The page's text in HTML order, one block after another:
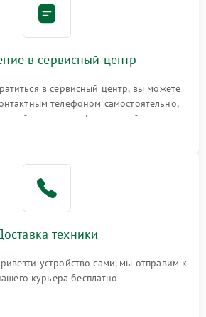
в сервисный центр
в сервисный центр, вы можете
телефоном самостоятельно,
свой номер телефона на сайте
техники
устройство сами, мы отправим к
курьера бесплатно